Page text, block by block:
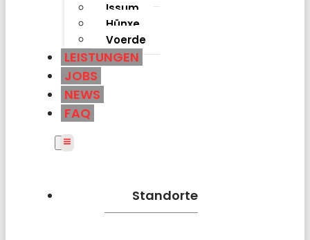
Issum
Hünxe
Voerde
LEISTUNGEN
JOBS
NEWS
FAQ
Standorte